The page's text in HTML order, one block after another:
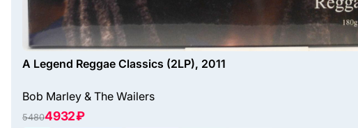
A Legend Reggae Classics (2LP), 2011
Bob Marley & The Wailers
54804932 ₽